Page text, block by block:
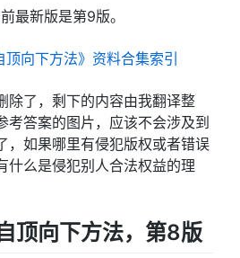
最新版是第9版。
顶向下方法》资料合集索引
除了，剩下的内容由我翻译整
考答案的图片，应该不会涉及到
，如果哪里有侵犯版权或者错误
什么是侵犯别人合法权益的理
顶向下方法，第8版